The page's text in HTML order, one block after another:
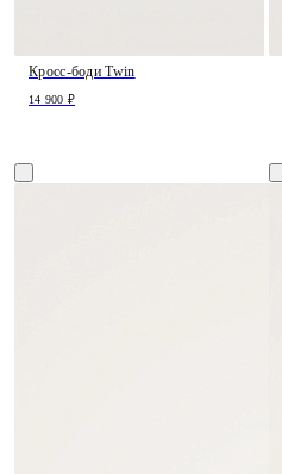
Кросс-боди Twin
14 900 ₽